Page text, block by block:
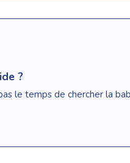
?
le temps de chercher la